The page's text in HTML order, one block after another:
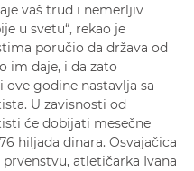
vaš trud i nemerljiv
u svetu“, rekao je
poručio da država od
im daje, i da zato
godine nastavlja sa
U zavisnosti od
će dobijati mesečne
hiljada dinara. Osvajačica
atletičarka Ivana